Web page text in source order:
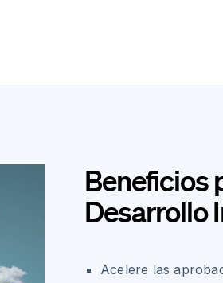
Beneficios
Desarrollo
Acelere las